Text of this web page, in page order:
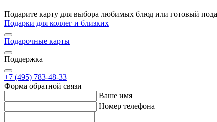
Подарите карту для выбора любимых блюд или готовый
Подарки для коллег и близких
Подарочные карты
Поддержка
+7 (495) 783-48-33
Форма обратной связи
Ваше имя
Номер телефона